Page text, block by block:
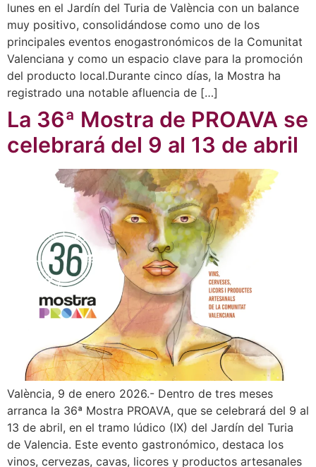
lunes en el Jardín del Turia de València con un balance
muy positivo, consolidándose como uno de los
principales eventos enogastronómicos de la Comunitat
Valenciana y como un espacio clave para la promoción
del producto local.Durante cinco días, la Mostra ha
registrado una notable afluencia de […]
La 36ª Mostra de PROAVA se
celebrará del 9 al 13 de abril
València, 9 de enero 2026.- Dentro de tres meses
arranca la 36ª Mostra PROAVA, que se celebrará del 9 al
13 de abril, en el tramo lúdico (IX) del Jardín del Turia
de Valencia. Este evento gastronómico, destaca los
vinos, cervezas, cavas, licores y productos artesanales